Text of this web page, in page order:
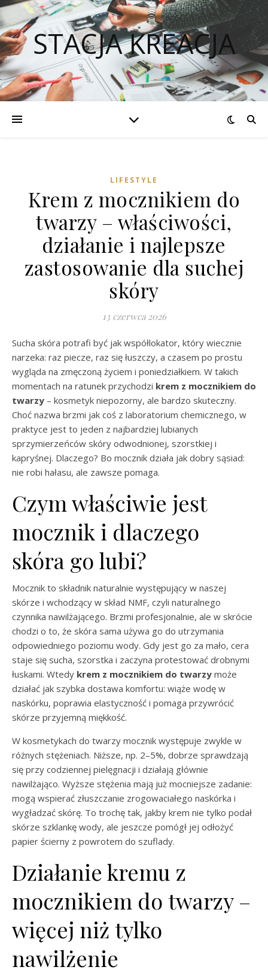
STACJA KREACJA
LIFESTYLE
Krem z mocznikiem do
twarzy – właściwości,
działanie i najlepsze
zastosowanie dla suchej
skóry
13 czerwca 2026
Sucha skóra potrafi być jak współlokator, który wiecznie
narzeka: raz piecze, raz się łuszczy, a czasem po prostu
wygląda na zmęczoną życiem i poniedziałkiem. W takich
momentach na ratunek przychodzi krem z mocznikiem do
twarzy – kosmetyk niepozorny, ale bardzo skuteczny.
Choć nazwa brzmi jak coś z laboratorium chemicznego, w
praktyce jest to jeden z najbardziej lubianych
sprzymierzeńców skóry odwodnionej, szorstkiej i
kapryśnej. Dlaczego? Bo mocznik działa jak dobry sąsiad:
nie robi hałasu, ale zawsze pomaga.
Czym właściwie jest
mocznik i dlaczego
skóra go lubi?
Mocznik to składnik naturalnie występujący w naszej
skórze i wchodzący w skład NMF, czyli naturalnego
czynnika nawilżającego. Brzmi profesjonalnie, ale w skrócie
chodzi o to, że skóra sama używa go do utrzymania
odpowiedniego poziomu wody. Gdy jest go za mało, cera
staje się sucha, szorstka i zaczyna protestować drobnymi
łuskami. Wtedy krem z mocznikiem do twarzy może
działać jak szybka dostawa komfortu: wiąże wodę w
naskórku, poprawia elastyczność i pomaga przywrócić
skórze przyjemną miękkość.
W kosmetykach do twarzy mocznik występuje zwykle w
różnych stężeniach. Niższe, np. 2–5%, dobrze sprawdzają
się przy codziennej pielęgnacji i działają głównie
nawilżająco. Wyższe stężenia mają już mocniejsze zadanie:
mogą wspierać złuszczanie zrogowaciałego naskórka i
wygładzać skórę. To trochę tak, jakby krem nie tylko podał
skórze szklankę wody, ale jeszcze pomógł jej odłożyć
papier ścierny z powrotem do szuflady.
Działanie kremu z
mocznikiem do twarzy –
więcej niż tylko
nawilżenie